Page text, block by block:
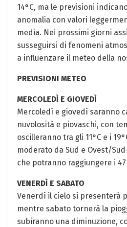
14°C, ma le previsioni
anomalia con valori
media. Nei prossimi giorni
susseguirsi di fenomeni
a influenzare il meteo della
PREVISIONI METEO
MERCOLEDÌ E GIOVEDÌ
Mercoledì e giovedì saranno
nuvolosità e piovaschi, con
oscilleranno tra gli 11°C e i
moderato da Sud e Ovest/
che potranno raggiungere i
VENERDÌ E SABATO
Venerdì il cielo si presenterà
mentre sabato tornerà la
subiranno una diminuzione,